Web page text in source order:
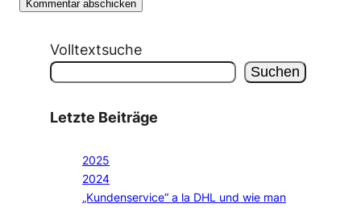
Volltextsuche
Suchen
Letzte Beiträge
2025
2024
„Kundenservice“ a la DHL und wie man